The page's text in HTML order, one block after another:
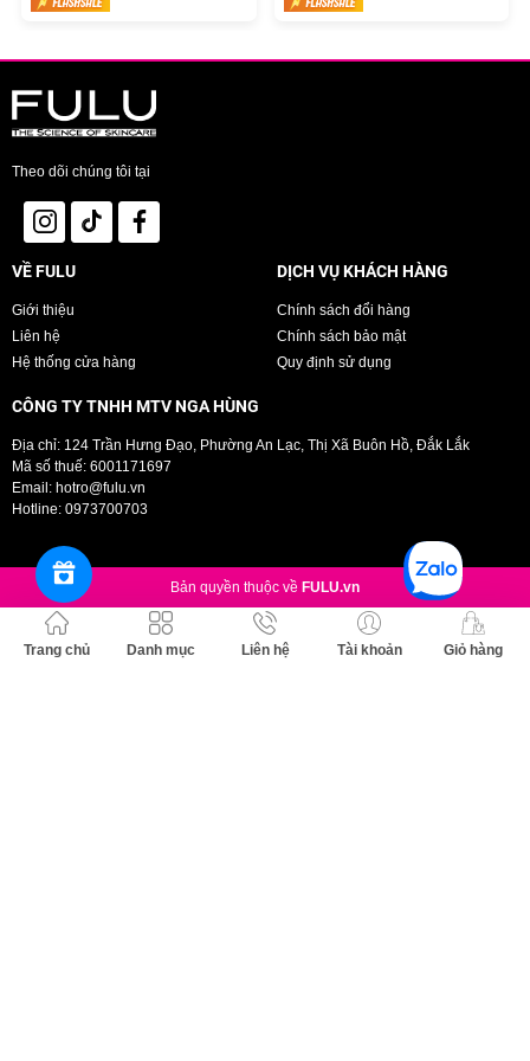
Trang chủ Danh mục Liên hệ Tài khoản Giỏ hàng
vết thương hở.
cao, đồng thời còn giúp giảm thiểu nếp nhăn, làm căng mịn làn da và hỗ
Vaccinium Angustifolium (Blueberry) Fruit Extract
việt quất, chứa nhiều chất chống oxy hóa mạnh mẽ.
dụng chỉ cần 3-4 giọt cho toàn gương mặt là đủ lượng dùng.
Bảo quản:
Để nơi khô ráo, thoáng mát.
Đậy nắp kín sau khi sử dụng.
Dung tích: 20ml
Thương hiệu: Klairs
Xuất xứ:Hàn Quốc
Sản xuất tại:Hàn Quốc
Theo dõi chúng tôi tại
VỀ FULU
Giới thiệu
Liên hệ
Hệ thống cửa hàng
DỊCH VỤ KHÁCH HÀNG
Chính sách đổi hàng
Chính sách bảo mật
Quy định sử dụng
CÔNG TY TNHH MTV NGA HÙNG
Địa chỉ: 124 Trần Hưng Đạo, Phường An Lạc, Thị Xã Buôn Hồ, Đắk Lắk
Mã số thuế: 6001171697
Email: hotro@fulu.vn
Hotline: 0973700703
Bản quyền thuộc về FULU.vn